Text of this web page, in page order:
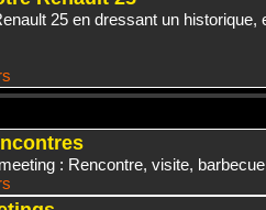
25 en dressant un historique,
: Rencontre, visite,